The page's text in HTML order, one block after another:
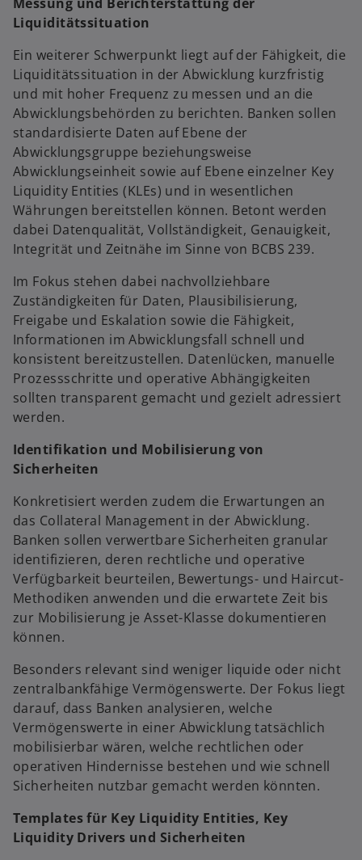
Liquiditätssituation
Ein weiterer Schwerpunkt liegt auf der Fähigkeit, die
Liquiditätssituation in der Abwicklung kurzfristig
und mit hoher Frequenz zu messen und an die
Abwicklungsbehörden zu berichten. Banken sollen
standardisierte Daten auf Ebene der
Abwicklungsgruppe beziehungsweise
Abwicklungseinheit sowie auf Ebene einzelner Key
Liquidity Entities (KLEs) und in wesentlichen
Währungen bereitstellen können. Betont werden
dabei Datenqualität, Vollständigkeit, Genauigkeit,
Integrität und Zeitnähe im Sinne von BCBS 239.
Im Fokus stehen dabei nachvollziehbare
Zuständigkeiten für Daten, Plausibilisierung,
Freigabe und Eskalation sowie die Fähigkeit,
Informationen im Abwicklungsfall schnell und
konsistent bereitzustellen. Datenlücken, manuelle
Prozessschritte und operative Abhängigkeiten
sollten transparent gemacht und gezielt adressiert
werden.
Identifikation und Mobilisierung von
Sicherheiten
Konkretisiert werden zudem die Erwartungen an
das Collateral Management in der Abwicklung.
Banken sollen verwertbare Sicherheiten granular
identifizieren, deren rechtliche und operative
Verfügbarkeit beurteilen, Bewertungs- und Haircut-
Methodiken anwenden und die erwartete Zeit bis
zur Mobilisierung je Asset-Klasse dokumentieren
können.
Besonders relevant sind weniger liquide oder nicht
zentralbankfähige Vermögenswerte. Der Fokus liegt
darauf, dass Banken analysieren, welche
Vermögenswerte in einer Abwicklung tatsächlich
mobilisierbar wären, welche rechtlichen oder
operativen Hindernisse bestehen und wie schnell
Sicherheiten nutzbar gemacht werden könnten.
Templates für Key Liquidity Entities, Key
Liquidity Drivers und Sicherheiten